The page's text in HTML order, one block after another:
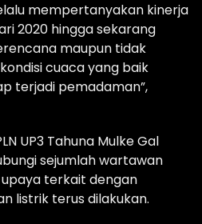
mempertanyakan kinerja
2020 hingga sekarang
maupun tidak
cuaca yang baik
terjadi pemadaman”,
UP3 Tahuna Mulke Gal
sejumlah wartawan
terkait dengan
listrik terus dilakukan.